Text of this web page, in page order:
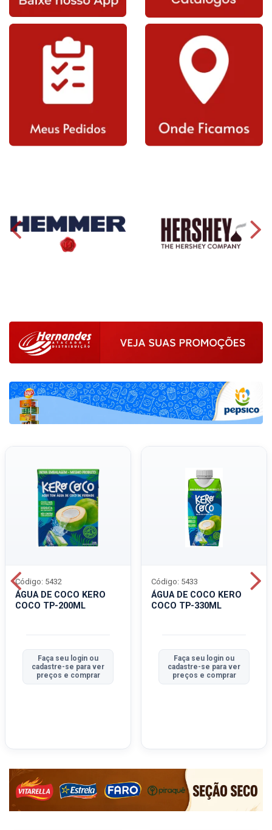
ÁGUA DE COCO KERO
COCO TP-200ML
Código: 5432
Faça seu login ou
cadastre-se para ver
preços e comprar
ÁGUA DE COCO KERO
COCO TP-330ML
Código: 5433
Faça seu login ou
cadastre-se para ver
preços e comprar